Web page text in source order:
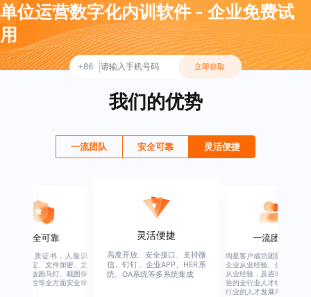
单位运营数字化内训软件 - 企业免费试
用
+86 立即获取
我们的优势
一流团队 安全可靠 灵活便捷
安全可靠
业权威资质证书，人脸识
、设备绑定、文件加密、文
水印、播放跑马灯、截图保
、权限管控等全方面安全保
灵活便捷
高度开放、安全接口、支持微
信、钉钉、企业APP、HER系
统、OA系统等多系统集成
一流团队
绚星客户成功团队，由有多
企业从业经验、优秀培训机
从业经验，及咨询公司从业
验的全行业人才组成，涉猎
行业的人才发展与培养模块